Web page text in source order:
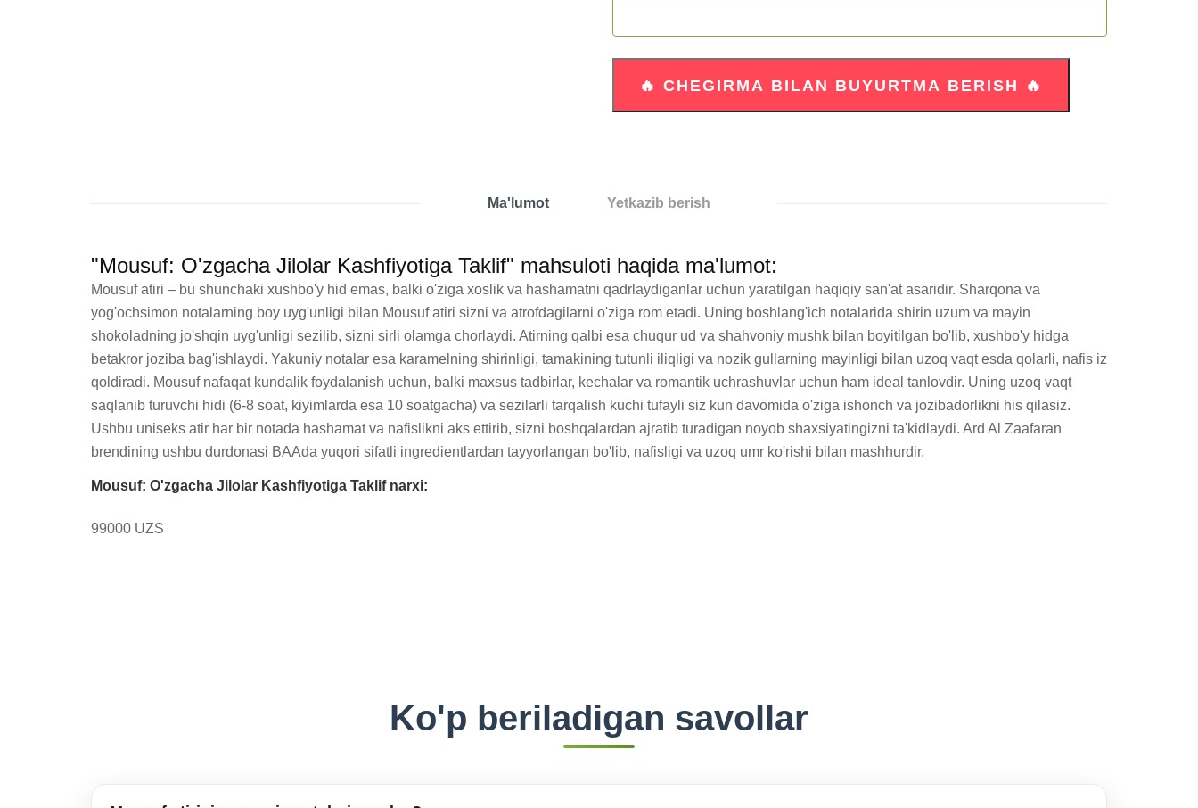
Ma'lumot Yetkazib berish
"Mousuf: O'zgacha Jilolar Kashfiyotiga Taklif" mahsuloti haqida ma'lumot:
Mousuf atiri – bu shunchaki xushbo'y hid emas, balki o'ziga xoslik va hashamatni qadrlaydiganlar uchun yaratilgan haqiqiy san'at asaridir. Sharqona va
yog'ochsimon notalarning boy uyg'unligi bilan Mousuf atiri sizni va atrofdagilarni o'ziga rom etadi. Uning boshlang'ich notalarida shirin uzum va mayin
shokoladning jo'shqin uyg'unligi sezilib, sizni sirli olamga chorlaydi. Atirning qalbi esa chuqur ud va shahvoniy mushk bilan boyitilgan bo'lib, xushbo'y hidga
betakror joziba bag'ishlaydi. Yakuniy notalar esa karamelning shirinligi, tamakining tutunli iliqligi va nozik gullarning mayinligi bilan uzoq vaqt esda qolarli, nafis iz
qoldiradi. Mousuf nafaqat kundalik foydalanish uchun, balki maxsus tadbirlar, kechalar va romantik uchrashuvlar uchun ham ideal tanlovdir. Uning uzoq vaqt
saqlanib turuvchi hidi (6-8 soat, kiyimlarda esa 10 soatgacha) va sezilarli tarqalish kuchi tufayli siz kun davomida o'ziga ishonch va jozibadorlikni his qilasiz.
Ushbu uniseks atir har bir notada hashamat va nafislikni aks ettirib, sizni boshqalardan ajratib turadigan noyob shaxsiyatingizni ta'kidlaydi. Ard Al Zaafaran
brendining ushbu durdonasi BAAda yuqori sifatli ingredientlardan tayyorlangan bo'lib, nafisligi va uzoq umr ko'rishi bilan mashhurdir.
Mousuf: O'zgacha Jilolar Kashfiyotiga Taklif narxi:
99000 UZS
Ko'p beriladigan savollar